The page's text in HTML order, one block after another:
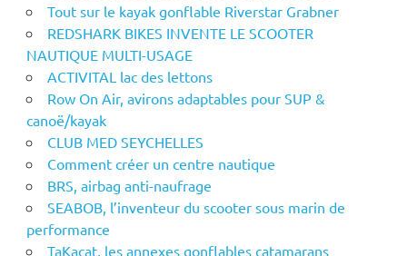
Tout sur le kayak gonflable Riverstar Grabner
REDSHARK BIKES INVENTE LE SCOOTER
NAUTIQUE MULTI-USAGE
ACTIVITAL lac des lettons
Row On Air, avirons adaptables pour SUP &
canoë/kayak
CLUB MED SEYCHELLES
Comment créer un centre nautique
BRS, airbag anti-naufrage
SEABOB, l’inventeur du scooter sous marin de
performance
TaKacat, les annexes gonflables catamarans